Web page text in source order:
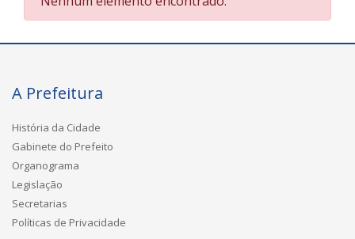
A Prefeitura
História da Cidade
Gabinete do Prefeito
Organograma
Legislação
Secretarias
Políticas de Privacidade